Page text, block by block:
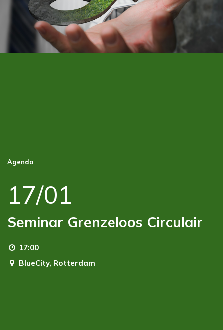
Agenda
17/01
Seminar Grenzeloos Circulair
17:00
BlueCity, Rotterdam